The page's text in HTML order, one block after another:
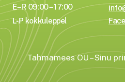
E–R 09:00 – 17:00
L-P kokkuleppel
Tahmamees OÜ – Sinu